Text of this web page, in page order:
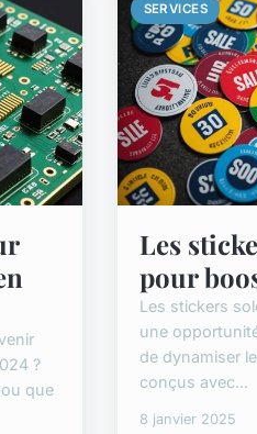
?
que
SERVICES
Les
pour
Les stickers
une
de dynamiser
conçus avec...
8 janvier 2025